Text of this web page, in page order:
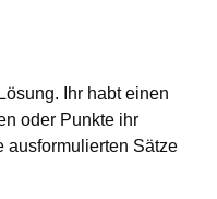
Ihr habt einen
oder Punkte ihr
ausformulierten Sätze